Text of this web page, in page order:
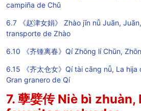
campiña de Chǔ
6.7 《赵津女娟》 Zhào jīn nǚ Juān,
transporte de Zhào
6.10 《齐锺离春》Qí Zhōng lí Chūn,
6.15 《齐太仓女》Qí tài cāng nǚ, La
Gran granero de Qí
7. 孽嬖传 Niè bì